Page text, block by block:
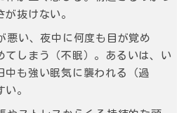
が抜けない。
悪い、夜中に何度も目が覚め
てしまう（不眠）。あるいは、い
中も強い眠気に襲われる（過
。